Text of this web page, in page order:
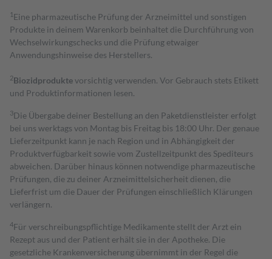
1 Eine pharmazeutische Prüfung der Arzneimittel und sonstigen
Produkte in deinem Warenkorb beinhaltet die Durchführung von
Wechselwirkungschecks und die Prüfung etwaiger
Anwendungshinweise des Herstellers.
2Biozidproduktevorsichtig verwenden. Vor Gebrauch stets Etikett
und Produktinformationen lesen.
3Die Übergabe deiner Bestellung an den Paketdienstleister erfolgt
bei uns werktags von Montag bis Freitag bis 18:00 Uhr. Der genaue
Lieferzeitpunkt kann je nach Region und in Abhängigkeit der
Produktverfügbarkeit sowie vom Zustellzeitpunkt des Spediteurs
abweichen. Darüber hinaus können notwendige pharmazeutische
Prüfungen, die zu deiner Arzneimittelsicherheit dienen, die
Lieferfrist um die Dauer der Prüfungen einschließlich Klärungen
verlängern.
4Für verschreibungspflichtige Medikamente stellt der Arzt ein
Rezept aus und der Patient erhält sie in der Apotheke. Die
gesetzliche Krankenversicherung übernimmt in der Regel die